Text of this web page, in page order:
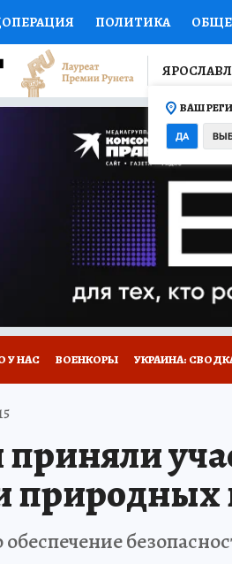
ПОЛИТИКА
СПОРТ КОЛУМНИСТЫ
ФИНАНСЫ
НА СПОРТ ПРОМОКОДЫ
ТЕЛЕВИЗОР
НОВОЕ НА САЙТЕ
ВАШ
ДА
У НАС ВОЕНКОРЫ УКРАИНА:
природных
обеспечение